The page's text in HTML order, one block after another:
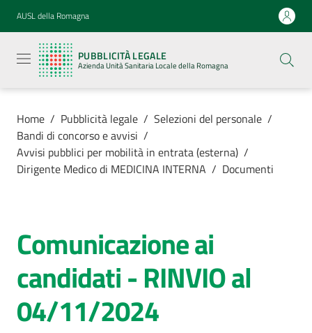
Vai al contenuto
Vai alla navigazione
Vai al footer
AUSL della Romagna
PUBBLICITÀ LEGALE
Azienda Unità Sanitaria Locale della Romagna
legale
Azienda
Unità
Locale della
Servizi
cura
Home / Pubblicità legale / Selezioni del personale /
Bandi di concorso e avvisi /
Avvisi pubblici per mobilità in entrata (esterna) /
Dirigente Medico di MEDICINA INTERNA / Documenti
Comunicazione ai
candidati - RINVIO al
04/11/2024